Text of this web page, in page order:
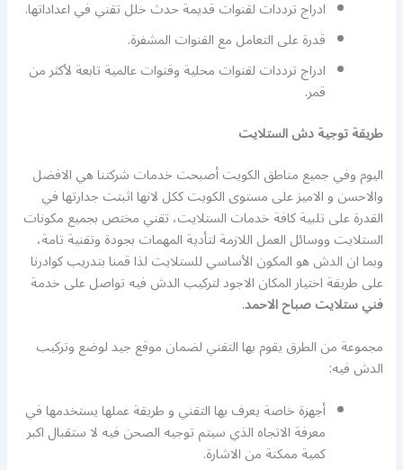
ادراج ترددات لقنوات قديمة حدث خلل تقني في اعداداتها.
قدرة على التعامل مع القنوات المشفرة.
ادراج ترددات لقنوات محلية وقنوات عالمية تابعة لأكثر من
قمر.
طريقة توجية دش الستلايت
اليوم وفي جميع مناطق الكويت أصبحت خدمات شركتنا هي الافضل
والاحسن و الاميز على مستوى الكويت ككل لانها اثبتت جدارتها في
القدرة على تلبية كافة خدمات الستلايت، تقني مختص بجميع مكونات
الستلايت ووسائل العمل اللازمة لتأدية المهمات بجودة وتقنية تامة،
وبما ان الدش هو المكون الأساسي للستلايت لذا قمنا بتدريب كوادرنا
على طريقة اختيار المكان الاجود لتركيب الدش فيه تواصل على خدمة
فني ستلايت صباح الاحمد.
مجموعة من الطرق يقوم بها التقني لضمان موقع جيد لوضع وتركيب
الدش فيه:
أجهزة خاصة يعرف بها التقني و طريقة عملها يستخدمها في
معرفة الاتجاه الذي سيتم توجيه الصحن فيه لا ستقبال اكبر
كمية ممكنة من الاشارة.